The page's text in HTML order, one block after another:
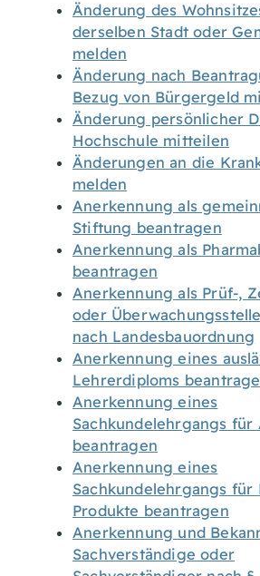
Änderung des
derselben Stadt oder
melden
Änderung nach
Bezug von Bürgergeld
Änderung persönlicher
Hochschule mitteilen
Änderungen an die
melden
Anerkennung als
Stiftung beantragen
Anerkennung als
beantragen
Anerkennung als Prüf-,
oder
nach Landesbauordnung
Anerkennung eines
Lehrerdiploms
Anerkennung eines
Sachkundelehrgangs für
beantragen
Anerkennung eines
Sachkundelehrgangs für
Produkte beantragen
Anerkennung und
Sachverständige oder